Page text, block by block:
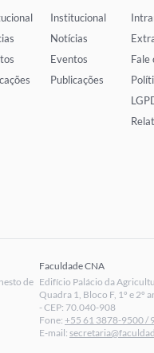
Institucional
Notícias
Eventos
Publicações
Fale
de
Faculdade CNA
Edifício Palácio da
Quadra 1, Bloco F, 1º e 2º
- CEP: 70.040-908
Fone: +55 61 3878-9500 /
E-mail: